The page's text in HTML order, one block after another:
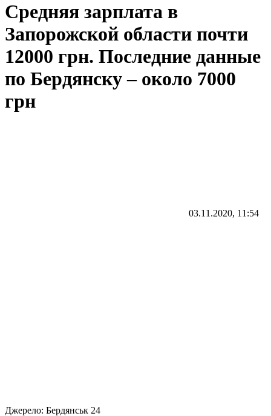
Средняя зарплата в
Запорожской области почти
12000 грн. Последние данные
по Бердянску – около 7000
грн
03.11.2020, 11:54
Джерело: Бердянськ 24